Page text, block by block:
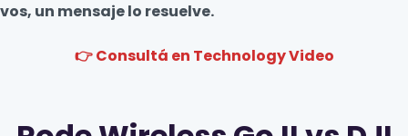
vos, un mensaje lo resuelve.
👉 Consultá en Technology Video